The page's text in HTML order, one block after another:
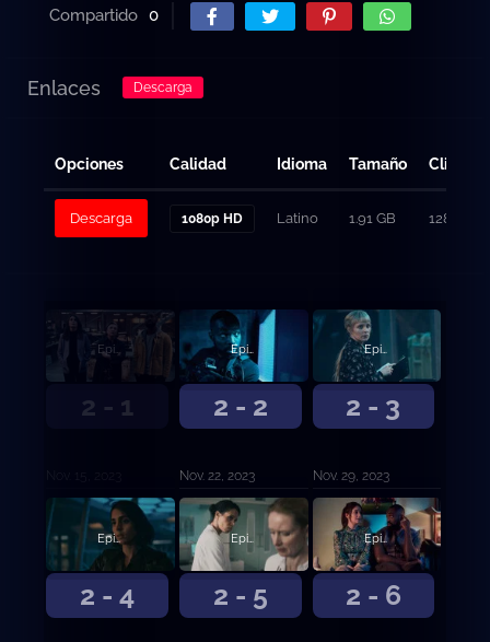
Compartido 0
Enlaces Descarga
Opciones Calidad Idioma Tamaño Clicks
Descarga 1080p HD Latino 1.91 GB 128
2 - 1
Episodio 1
2 - 2
Episodio 2
Nov. 22, 2023
2 - 3
Episodio 3
Nov. 29, 2023
2 - 4
Episodio 4
2 - 5
Episodio 5
2 - 6
Episodio 6